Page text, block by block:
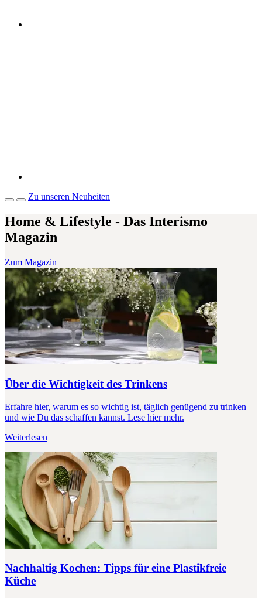
Zu unseren Neuheiten
Home & Lifestyle - Das Interismo
Magazin
Zum Magazin
Über die Wichtigkeit des Trinkens
Erfahre hier, warum es so wichtig ist, täglich genügend zu trinken
und wie Du das schaffen kannst. Lese hier mehr.
Weiterlesen
Nachhaltig Kochen: Tipps für eine Plastikfreie
Küche